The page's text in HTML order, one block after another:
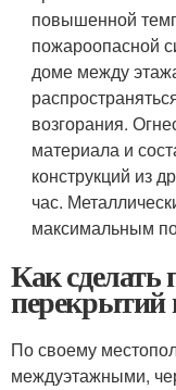
повышенной
пожароопасной
доме между
возгорания.
материала и
конструкций из
час.
максимальным
Как
перекрытий
По своему
междуэтажными,